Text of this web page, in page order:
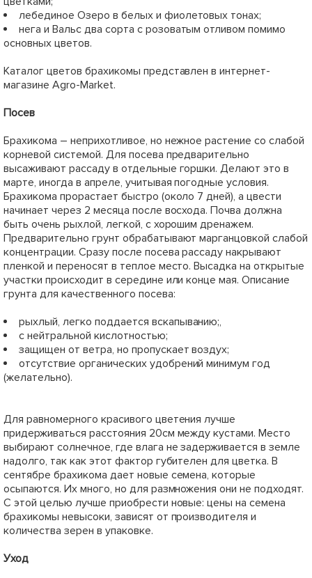
лебединое Озеро в белых и фиолетовых тонах;
нега и Вальс два сорта с розоватым отливом помимо
основных цветов.
Каталог цветов брахикомы представлен в интернет-
магазине Agro-Market.
Посев
Брахикома – неприхотливое, но нежное растение со слабой
корневой системой. Для посева предварительно
высаживают рассаду в отдельные горшки. Делают это в
марте, иногда в апреле, учитывая погодные условия.
Брахикома прорастает быстро (около 7 дней), а цвести
начинает через 2 месяца после восхода. Почва должна
быть очень рыхлой, легкой, с хорошим дренажем.
Предварительно грунт обрабатывают марганцовкой слабой
концентрации. Сразу после посева рассаду накрывают
пленкой и переносят в теплое место. Высадка на открытые
участки происходит в середине или конце мая. Описание
грунта для качественного посева:
рыхлый, легко поддается вскапыванию;,
с нейтральной кислотностью;
защищен от ветра, но пропускает воздух;
отсутствие органических удобрений минимум год
(желательно).
Для равномерного красивого цветения лучше
придерживаться расстояния 20см между кустами. Место
выбирают солнечное, где влага не задерживается в земле
надолго, так как этот фактор губителен для цветка. В
сентябре брахикома дает новые семена, которые
осыпаются. Их много, но для размножения они не подходят.
С этой целью лучше приобрести новые: цены на семена
брахикомы невысоки, зависят от производителя и
количества зерен в упаковке.
Уход